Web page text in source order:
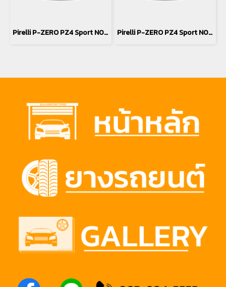
Pirelli P-ZERO PZ4 Sport N0315/40R21 Pirelli P-ZERO PZ4 Sport N0 285/45R21